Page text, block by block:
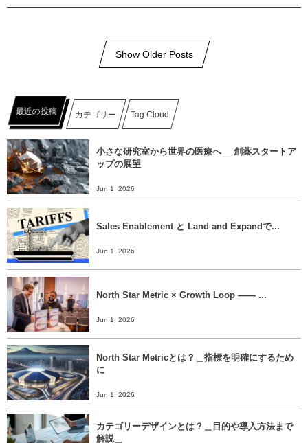
Show Older Posts
最近の投稿 カテゴリー Tag Cloud
小さな研究室から世界の医療へ──創薬スタートア
ップの展望
Jun 1, 2026
Sales Enablement と Land and Expandで...
Jun 1, 2026
North Star Metric × Growth Loop ―― ...
Jun 1, 2026
North Star Metricとは？＿指標を明確にするため
に
Jun 1, 2026
カテゴリーデザインとは？＿目的や導入方法まで
解説＿